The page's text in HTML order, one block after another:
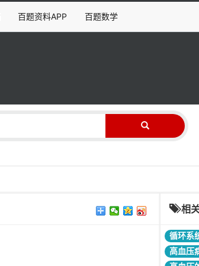
百题资料APP 百题数学
相
循环系
高血压